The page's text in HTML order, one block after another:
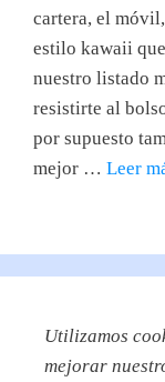
cartera, el
estilo kawaii
nuestro listado
resistirte al
por supuesto
mejor … Leer
Utilizamos
mejorar